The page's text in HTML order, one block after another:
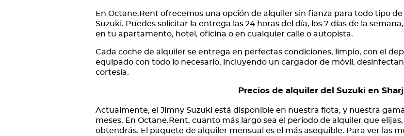
En Octane.Rent ofrecemos una opción de alquiler sin fianza para todo tipo
Suzuki. Puedes solicitar la entrega las 24 horas del día, los 7 días de la
en tu apartamento, hotel, oficina o en cualquier calle o autopista.
Cada coche de alquiler se entrega en perfectas condiciones, limpio, con el
equipado con todo lo necesario, incluyendo un cargador de móvil,
cortesía.
Precios de alquiler del Suzuki en
Actualmente, el Jimny Suzuki está disponible en nuestra flota, y nuestra
meses. En Octane.Rent, cuanto más largo sea el periodo de alquiler que
obtendrás. El paquete de alquiler mensual es el más asequible. Para ver las